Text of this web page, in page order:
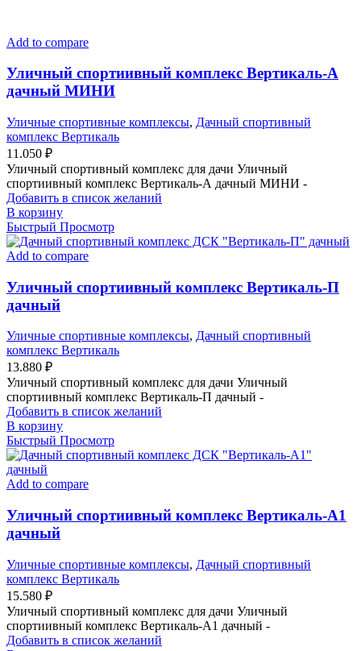
Add to compare
Уличный спортиивный комплекс Вертикаль-А
дачный МИНИ
Уличные спортивные комплексы, Дачный спортивный
комплекс Вертикаль
11.050 ₽
Уличный спортивный комплекс для дачи Уличный
спортиивный комплекс Вертикаль-А дачный МИНИ -
Добавить в список желаний
В корзину
Быстрый Просмотр
Add to compare
Уличный спортиивный комплекс Вертикаль-П
дачный
Уличные спортивные комплексы, Дачный спортивный
комплекс Вертикаль
13.880 ₽
Уличный спортивный комплекс для дачи Уличный
спортиивный комплекс Вертикаль-П дачный -
Добавить в список желаний
В корзину
Быстрый Просмотр
Add to compare
Уличный спортиивный комплекс Вертикаль-А1
дачный
Уличные спортивные комплексы, Дачный спортивный
комплекс Вертикаль
15.580 ₽
Уличный спортивный комплекс для дачи Уличный
спортиивный комплекс Вертикаль-А1 дачный -
Добавить в список желаний